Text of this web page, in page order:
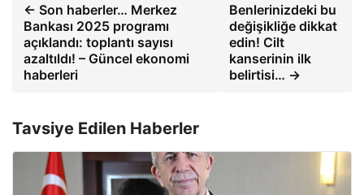
← Son haberler… Merkez
Bankası 2025 programı
açıklandı: toplantı sayısı
azaltıldı! – Güncel ekonomi
haberleri
Benlerinizdeki bu
değişikliğe dikkat
edin! Cilt
kanserinin ilk
belirtisi… →
Tavsiye Edilen Haberler